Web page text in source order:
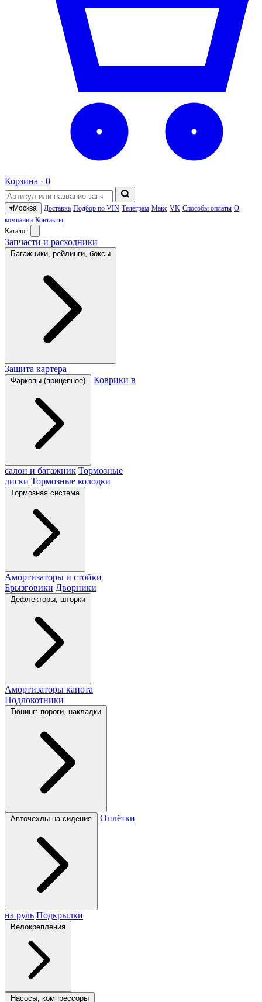
Корзина · 0
▾Москва Доставка Подбор по VIN Телеграм Макс VK Способы оплаты О
компании Контакты
Каталог
Запчасти и расходники
Багажники, рейлинги, боксы
Защита картера
Фаркопы (прицепное) Коврики в
салон и багажник Тормозные
диски Тормозные колодки
Тормозная система
Амортизаторы и стойки
Брызговики Дворники
Дефлекторы, шторки
Амортизаторы капота
Подлокотники
Тюнинг: пороги, накладки
Авточехлы на сидения Оплётки
на руль Подкрылки
Велокрепления
Насосы, компрессоры